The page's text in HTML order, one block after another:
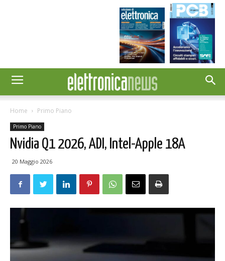
Home Primo Piano
Primo Piano
Nvidia Q1 2026, ADI, Intel-Apple 18A
20 Maggio 2026